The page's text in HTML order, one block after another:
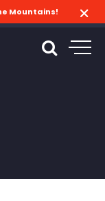
Mountains!